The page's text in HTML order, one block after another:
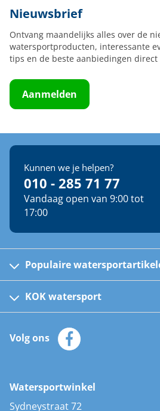
Nieuwsbrief
Ontvang maandelijks alles over de
watersportproducten, interessante
tips en de beste aanbiedingen
Aanmelden
Kunnen we je helpen?
010 - 285 71 77
Vandaag open van 9:00 tot
17:00
Populaire
Kinder reddingsvesten
Automatische reddingsvesten
Zeilkleding
Zonnepanelen
AIS transponders
Stootwillen en fenders
KOK watersport
Klantenservice
Merken
Volg ons
Watersportwinkel
Sydneystraat 72